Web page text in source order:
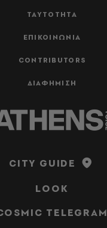
ΤΑΥΤΟΤΗΤΑ
ΕΠΙΚΟΙΝΩΝΙΑ
CONTRIBUTORS
ΔΙΑΦΗΜΙΣΗ
CITY GUIDE
LOOK
TELEGRAM